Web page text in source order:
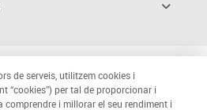
de serveis, utilitzem cookies i
“cookies”) per tal de proporcionar i
comprendre i millorar el seu rendiment i